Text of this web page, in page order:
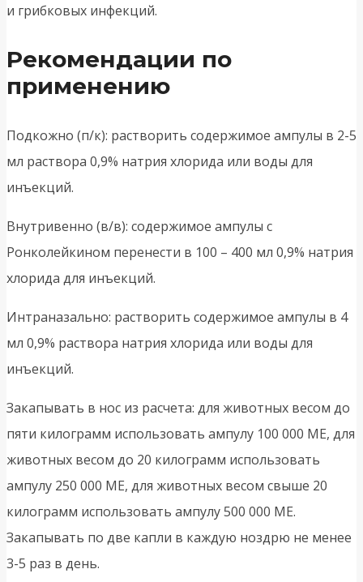
и грибковых инфекций.
Рекомендации по
применению
Подкожно (п/к): растворить содержимое ампулы в 2-5
мл раствора 0,9% натрия хлорида или воды для
инъекций.
Внутривенно (в/в): содержимое ампулы с
Ронколейкином перенести в 100 – 400 мл 0,9% натрия
хлорида для инъекций.
Интраназально: растворить содержимое ампулы в 4
мл 0,9% раствора натрия хлорида или воды для
инъекций.
Закапывать в нос из расчета: для животных весом до
пяти килограмм использовать ампулу 100 000 МЕ, для
животных весом до 20 килограмм использовать
ампулу 250 000 МЕ, для животных весом свыше 20
килограмм использовать ампулу 500 000 МЕ.
Закапывать по две капли в каждую ноздрю не менее
3-5 раз в день.